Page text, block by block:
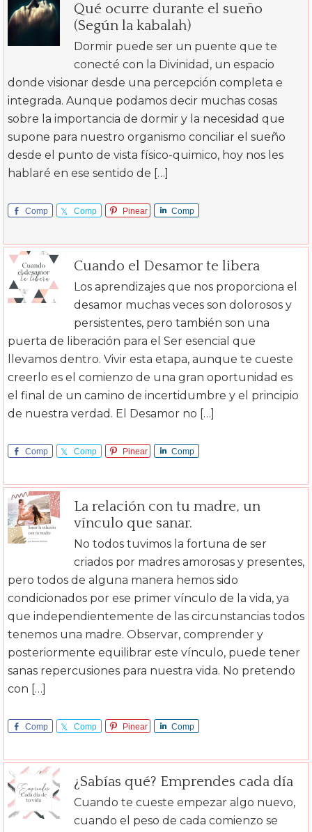
Qué ocurre durante el sueño
(Según la kabalah)
Dormir puede ser un puente que te
conecté con la Divinidad, un espacio
donde visionar desde una percepción completa e
integrada. Aunque podamos decir muchas cosas
sobre la importancia de dormir y la necesidad que
supone para nuestro organismo conciliar el sueño
desde el punto de vista físico-quimico, hoy nos les
hablaré en ese sentido de […]
Comp
Comp
Pinear
Comp
Cuando el Desamor te libera
Los aprendizajes que nos proporciona el
desamor muchas veces son dolorosos y
persistentes, pero también son una
puerta de liberación para el Ser esencial que
llevamos dentro. Vivir esta etapa, aunque te cueste
creerlo es el comienzo de una gran oportunidad es
el final de un camino de incertidumbre y el principio
de nuestra verdad. El Desamor no […]
Comp
Comp
Pinear
Comp
La relación con tu madre, un
vínculo que sanar.
No todos tuvimos la fortuna de ser
criados por madres amorosas y presentes,
pero todos de alguna manera hemos sido
condicionados por ese primer vínculo de la vida, ya
que independientemente de las circunstancias todos
tenemos una madre. Observar, comprender y
posteriormente equilibrar este vínculo, puede tener
sanas repercusiones para nuestra vida. No pretendo
con […]
Comp
Comp
Pinear
Comp
¿Sabías qué? Emprendes cada día
Cuando te cueste empezar algo nuevo,
cuando el peso de cada comienzo se